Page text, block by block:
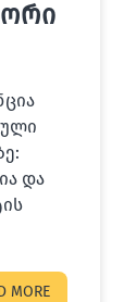
და
MORE